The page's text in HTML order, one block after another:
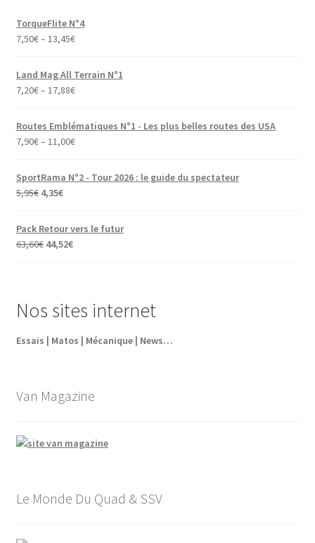
TorqueFlite N°4
7,50€– 13,45€
Land Mag All Terrain N°1
7,20€– 17,88€
Routes Emblématiques N°1 - Les plus belles routes des USA
7,90€– 11,00€
SportRama N°2 - Tour 2026 : le guide du spectateur
5,95€ Le
initial
était :
5,95€.
4,35€Le
est :
Pack Retour vers le futur
63,60€ Le
63,60€.
44,52€Le
44,52€.
Nos sites internet
Essais | Matos | Mécanique | News…
Van Magazine
Le Monde Du Quad & SSV